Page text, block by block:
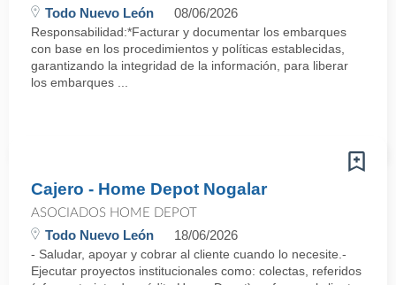
Todo Nuevo León 08/06/2026
Responsabilidad:*Facturar y documentar los embarques
con base en los procedimientos y políticas establecidas,
garantizando la integridad de la información, para liberar
los embarques ...
Cajero - Home Depot Nogalar
ASOCIADOS HOME DEPOT
Todo Nuevo León 18/06/2026
- Saludar, apoyar y cobrar al cliente cuando lo necesite.-
Ejecutar proyectos institucionales como: colectas, referidos